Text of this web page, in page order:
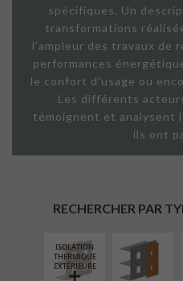
spécifiques. Un
transformations
l'ampleur des travaux de
performances
le confort d'usage ou
Les différents
témoignent et analysent
ils ont
RECHERCHER PAR
ISOLATION
THERMIQUE
EXTÉRIEURE
FERMETURE
LOGGIAS